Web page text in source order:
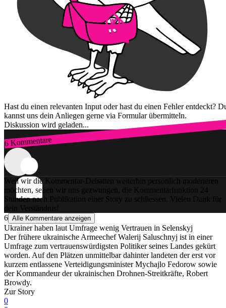
Hast du einen relevanten Input oder hast du einen Fehler entdeckt?
kannst uns dein Anliegen gerne via Formular übermitteln.
Diskussion wird geladen...
6 Kommentare
Zum Login
Weil wir die Kommentar-Debatten weiterhin persönlich moderieren
möchten, sehen wir uns gezwungen, die Kommentarfunktion 24
Stunden nach Publikation einer Story zu schliessen. Vielen Dank für
dein Verständnis!
6 Alle Kommentare anzeigen
Ukrainer haben laut Umfrage wenig Vertrauen in Selenskyj
Der frühere ukrainische Armeechef Walerij Saluschnyj ist in einer
Umfrage zum vertrauenswürdigsten Politiker seines Landes gekürt
worden. Auf den Plätzen unmittelbar dahinter landeten der erst vor
kurzem entlassene Verteidigungsminister Mychajlo Fedorow sowie
der Kommandeur der ukrainischen Drohnen-Streitkräfte, Robert
Browdy.
Zur Story
0